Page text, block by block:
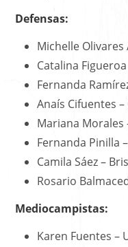
Defensas:
Michelle Olivares
Catalina
Fernanda
Anaís Cifuentes –
Mariana Morales
Fernanda Pinilla
Camila Sáez –
Rosario
Mediocampistas:
Karen Fuentes –